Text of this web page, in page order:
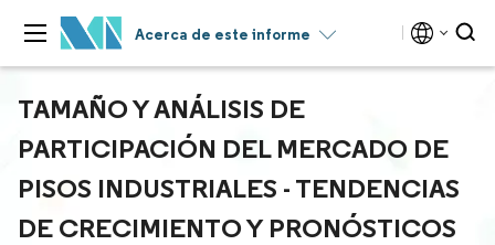
Acerca de este informe
TAMAÑO Y ANÁLISIS DE
PARTICIPACIÓN DEL MERCADO DE
PISOS INDUSTRIALES - TENDENCIAS
DE CRECIMIENTO Y PRONÓSTICOS